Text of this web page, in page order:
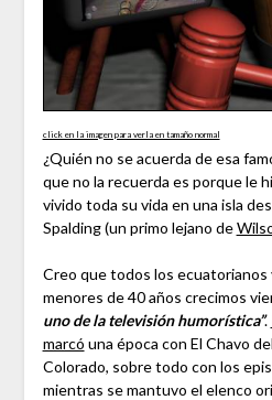
click en la imagen para verla en tamaño normal
¿Quién no se acuerda de esa
que no la recuerda es porque le
vivido toda su vida en una isla
Spalding (un primo lejano de
Creo que todos los ecuatorianos
menores de 40 años crecimos
uno de la televisión humorística”.
marcó una época con El Chavo
Colorado, sobre todo con los
mientras se mantuvo el elenco